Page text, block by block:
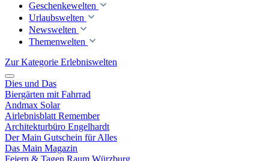
Geschenkewelten
Urlaubswelten
Newswelten
Themenwelten
Zur Kategorie Erlebniswelten
Dies und Das
Biergärten mit Fahrrad
Andmax Solar
Airlebnisblatt Remember
Architekturbüro Engelhardt
Der Main Gutschein für Alles
Das Main Magazin
Feiern & Tagen Raum Würzburg